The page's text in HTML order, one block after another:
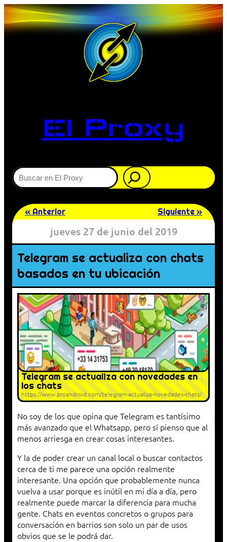
El Proxy
Buscar
« Anterior Siguiente »
jueves 27 de junio del 2019
Telegram se actualiza con chats
basados en tu ubicación
Telegram se actualiza con novedades en
los chats
https://www.proandroid.com/telegram-actualiza-novedades-chats/
No soy de los que opina que Telegram es tantísimo
más avanzado que el Whatsapp, pero sí pienso que al
menos arriesga en crear cosas interesantes.
Y la de poder crear un canal local o buscar contactos
cerca de ti me parece una opción realmente
interesante. Una opción que probablemente nunca
vuelva a usar porque es inútil en mi día a día, pero
realmente puede marcar la diferencia para mucha
gente. Chats en eventos concretos o grupos para
conversación en barrios son solo un par de usos
obvios que se le podrá dar.